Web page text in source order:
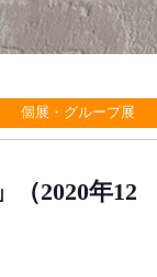
個展・グループ展
（2020年12